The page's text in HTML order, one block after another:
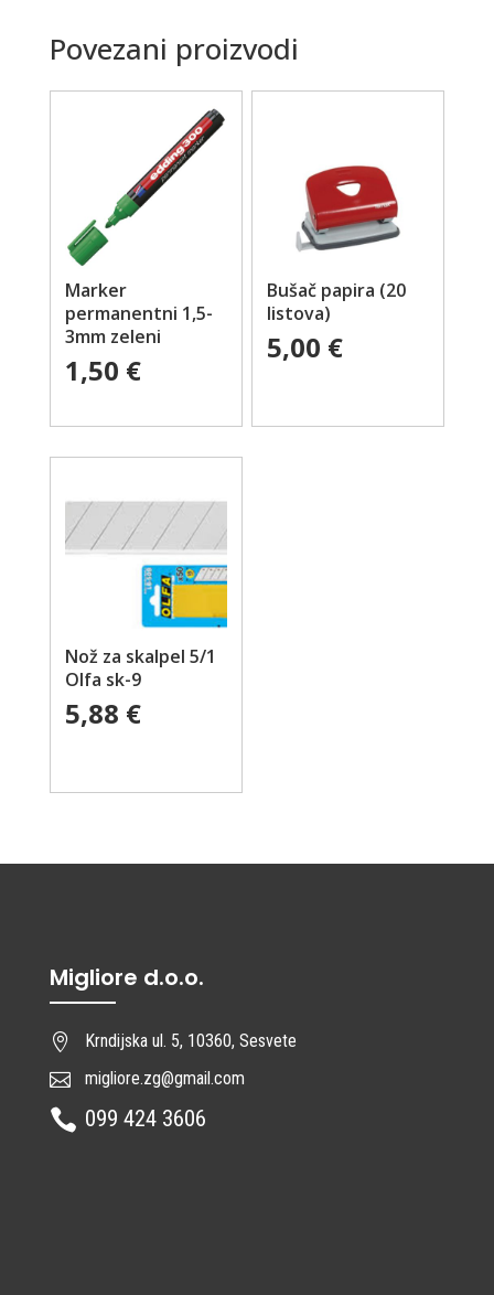
Povezani proizvodi
Marker
permanentni 1,5-
3mm zeleni
1,50 €
Bušač papira (20
listova)
5,00 €
Nož za skalpel 5/1
Olfa sk-9
5,88 €
Migliore d.o.o.

Krndijska ul. 5, 10360, Sesvete

migliore.zg@gmail.com
 099 424 3606